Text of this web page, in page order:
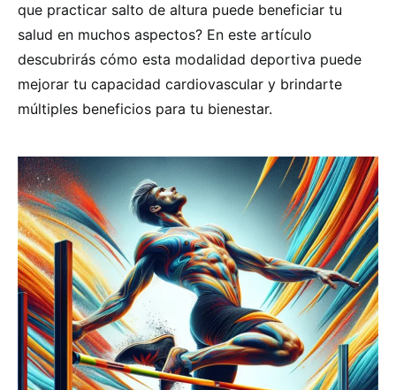
que practicar salto de altura puede beneficiar tu
salud en muchos aspectos? En este artículo
descubrirás cómo esta modalidad deportiva puede
mejorar tu capacidad cardiovascular y brindarte
múltiples beneficios para tu bienestar.